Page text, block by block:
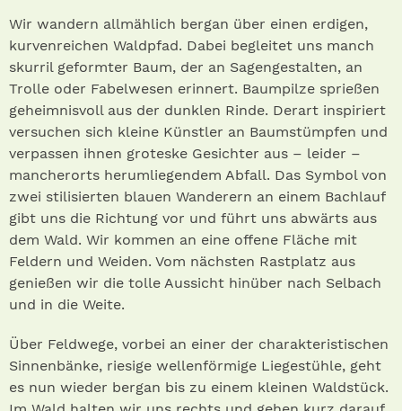
Wir wandern allmählich bergan über einen erdigen,
kurvenreichen Waldpfad. Dabei begleitet uns manch
skurril geformter Baum, der an Sagengestalten, an
Trolle oder Fabelwesen erinnert. Baumpilze sprießen
geheimnisvoll aus der dunklen Rinde. Derart inspiriert
versuchen sich kleine Künstler an Baumstümpfen und
verpassen ihnen groteske Gesichter aus – leider –
mancherorts herumliegendem Abfall. Das Symbol von
zwei stilisierten blauen Wanderern an einem Bachlauf
gibt uns die Richtung vor und führt uns abwärts aus
dem Wald. Wir kommen an eine offene Fläche mit
Feldern und Weiden. Vom nächsten Rastplatz aus
genießen wir die tolle Aussicht hinüber nach Selbach
und in die Weite.
Über Feldwege, vorbei an einer der charakteristischen
Sinnenbänke, riesige wellenförmige Liegestühle, geht
es nun wieder bergan bis zu einem kleinen Waldstück.